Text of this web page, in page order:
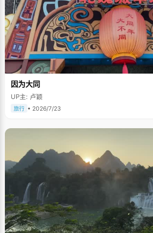
因为大同
UP主: 卢颖
旅行 • 2026/7/23